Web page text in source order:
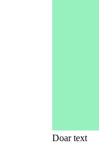
Doar text